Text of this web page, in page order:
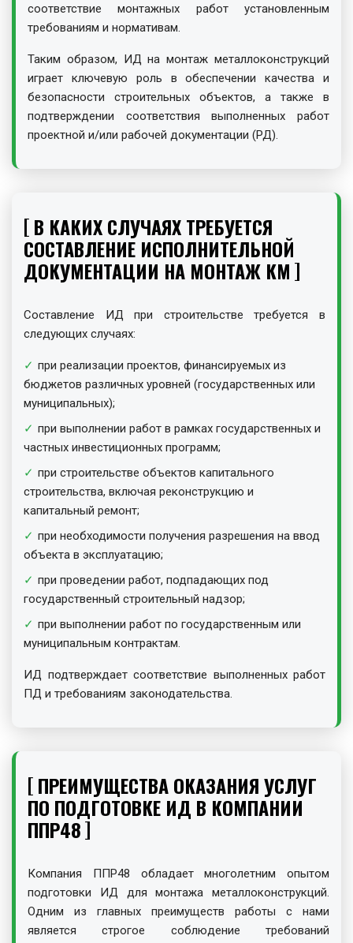
соответствие монтажных работ установленным
требованиям и нормативам.
Таким образом, ИД на монтаж металлоконструкций
играет ключевую роль в обеспечении качества и
безопасности строительных объектов, а также в
подтверждении соответствия выполненных работ
проектной и/или рабочей документации (РД).
В КАКИХ СЛУЧАЯХ ТРЕБУЕТСЯ
СОСТАВЛЕНИЕ ИСПОЛНИТЕЛЬНОЙ
ДОКУМЕНТАЦИИ НА МОНТАЖ КМ
Составление ИД при строительстве требуется в
следующих случаях:
при реализации проектов, финансируемых из
бюджетов различных уровней (государственных или
муниципальных);
при выполнении работ в рамках государственных и
частных инвестиционных программ;
при строительстве объектов капитального
строительства, включая реконструкцию и
капитальный ремонт;
при необходимости получения разрешения на ввод
объекта в эксплуатацию;
при проведении работ, подпадающих под
государственный строительный надзор;
при выполнении работ по государственным или
муниципальным контрактам.
ИД подтверждает соответствие выполненных работ
ПД и требованиям законодательства.
ПРЕИМУЩЕСТВА ОКАЗАНИЯ УСЛУГ
ПО ПОДГОТОВКЕ ИД В КОМПАНИИ
ППР48
Компания ППР48 обладает многолетним опытом
подготовки ИД для монтажа металлоконструкций.
Одним из главных преимуществ работы с нами
является строгое соблюдение требований